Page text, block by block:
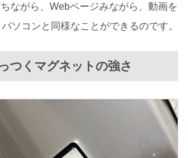
ながら、Webページみながら、動画を
ソコンと同様なことができるのです。
つくマグネットの強さ